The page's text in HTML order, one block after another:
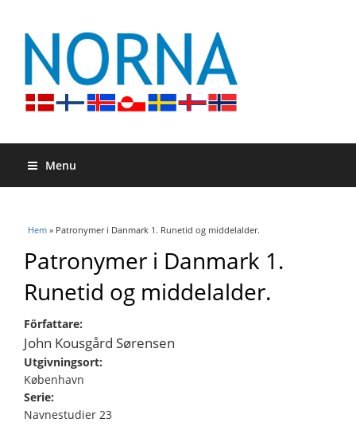
Menu
Du är här
Hem » Patronymer i Danmark 1. Runetid og middelalder.
Patronymer i Danmark 1.
Runetid og middelalder.
Författare:
John Kousgård Sørensen
Utgivningsort:
København
Serie:
Navne­studier 23